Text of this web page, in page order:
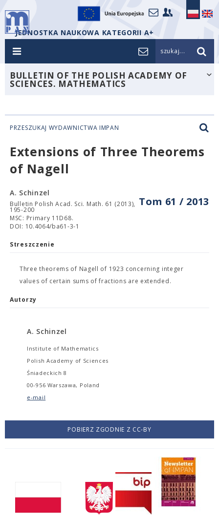
JEDNOSTKA NAUKOWA KATEGORII A+
szukaj...
BULLETIN OF THE POLISH ACADEMY OF
SCIENCES. MATHEMATICS
PRZESZUKAJ WYDAWNICTWA IMPAN
Extensions of Three Theorems
of Nagell
Tom 61 / 2013
A. Schinzel
Bulletin Polish Acad. Sci. Math. 61 (2013),
195-200
MSC: Primary 11D68.
DOI: 10.4064/ba61-3-1
Streszczenie
Three theorems of Nagell of 1923 concerning integer
values of certain sums of fractions are extended.
Autorzy
A. Schinzel
Institute of Mathematics
Polish Academy of Sciences
Śniadeckich 8
00-956 Warszawa, Poland
e-mail
POBIERZ ZGODNIE Z CC-BY